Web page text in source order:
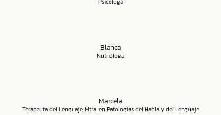
Psicóloga
Blanca
Nutrióloga
Marcela
Terapeuta del Lenguaje, Mtra. en Patologías del Habla y del Lenguaje